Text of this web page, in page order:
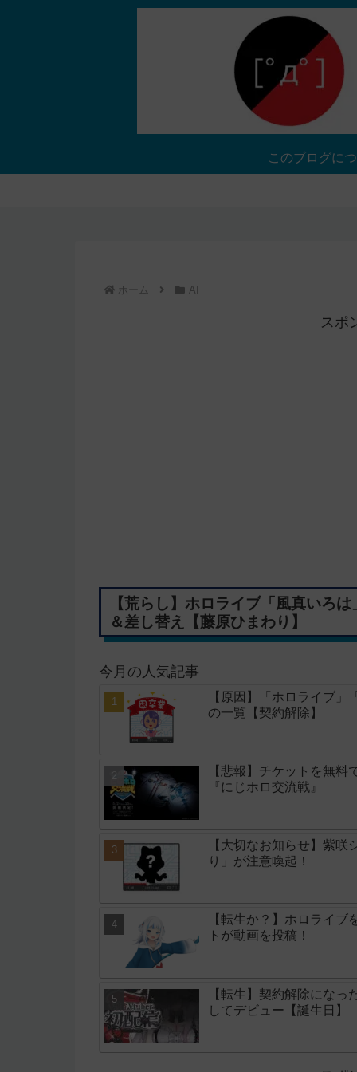
このブログに
ホーム AI
スポ
【荒らし】ホロライブ「風真いろ
＆差し替え【藤原ひまわり】
今月の人気記事
【原因】「ホロライブ
の一覧【契約解除】
【悲報】チケットを無
『にじホロ交流戦』
【大切なお知らせ】紫
り」が注意喚起！
【転生か？】ホロライ
トが動画を投稿！
【転生】契約解除にな
してデビュー【誕生日】